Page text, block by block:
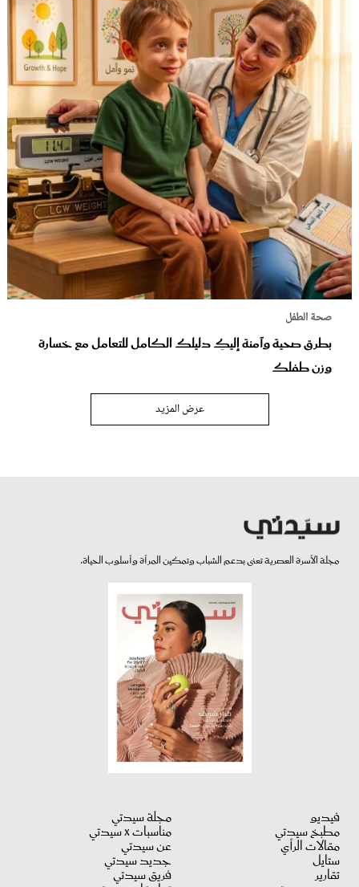
صحة الطفل
بطرق صحية وآمنة إليكِ دليلك الكامل للتعامل مع خسارة
وزن طفلك
عرض المزيد
مجلة الأسرة العصرية تعنى بدعم الشباب وتمكين المرأة وأسلوب الحياة.
فيديو
مطبخ سيدتي
مقالات الرأي
ستايل
تقارير
مجلة سيدتي
مناسبات X سيدتي
عن سيدتي
جديد سيدتي
فريق سيدتي